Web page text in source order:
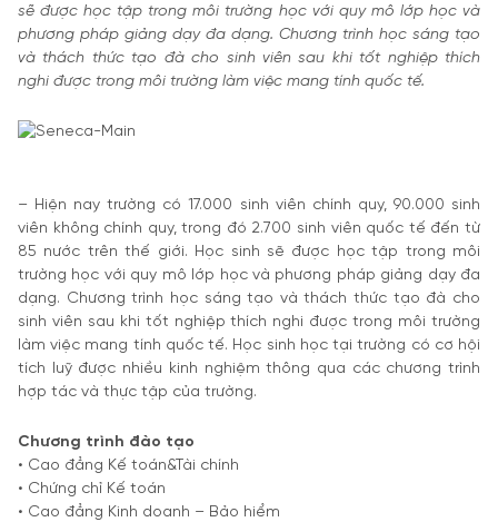
sẽ được học tập trong môi trường học với quy mô lớp học và
phương pháp giảng dạy đa dạng. Chương trình học sáng tạo
và thách thức tạo đà cho sinh viên sau khi tốt nghiệp thích
nghi được trong môi trường làm việc mang tính quốc tế.
– Hiện nay trường có 17.000 sinh viên chính quy, 90.000 sinh
viên không chính quy, trong đó 2.700 sinh viên quốc tế đến từ
85 nước trên thế giới. Học sinh sẽ được học tập trong môi
trường học với quy mô lớp học và phương pháp giảng dạy đa
dạng. Chương trình học sáng tạo và thách thức tạo đà cho
sinh viên sau khi tốt nghiệp thích nghi được trong môi trường
làm việc mang tính quốc tế. Học sinh học tại trường có cơ hội
tích luỹ được nhiều kinh nghiệm thông qua các chương trình
hợp tác và thực tập của trường.
Chương trình đào tạo
• Cao đẳng Kế toán&Tài chính
• Chứng chỉ Kế toán
• Cao đẳng Kinh doanh – Bảo hiểm